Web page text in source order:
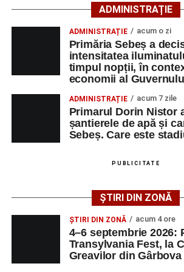
artiști locali și salonul literar
Festivalul va cuprinde și o seară
săsești, precum și un spectacol
memoria interpretului Felician Fărcașiu.
Printre momentele de atracție se
simfonic susținut în Grădina
Raica”, sub bagheta dirijoruluiRemus
muzicieni români de prestigiu.
Și în acest an, pe scenă vor urca atât
cariere de succes în țară și în străinătate.
Festivalul include și o componentă
importantă. Publicul va putea urmări
realizate cu implicarea
originară din Sebeș, prezentă de-a
ADMINISTRAȚIE
ADMINISTRAȚIE acum o zi
Primăria Sebeș a
intensitatea
timpul nopții, în
economii al
ADMINISTRAȚIE acum 7 zile
Primarul Dorin Nistor
șantierele de apă și
Sebeș. Care este
PUBLICITATE
ȘTIRI DIN ZONĂ
ȘTIRI DIN ZONĂ acum 4 ore
4–6 septembrie 2026:
Transylvania Fest, la
Greavilor din Gârbova